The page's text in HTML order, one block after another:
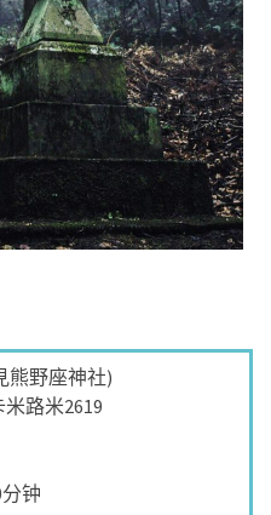
見熊野座神社)
米路米2619
钟